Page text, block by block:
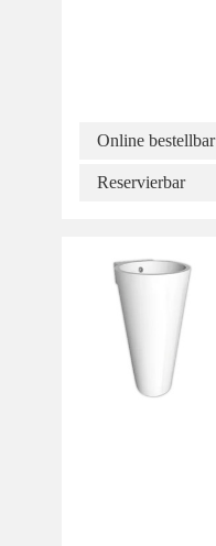
Online bestellbar
Reservierbar